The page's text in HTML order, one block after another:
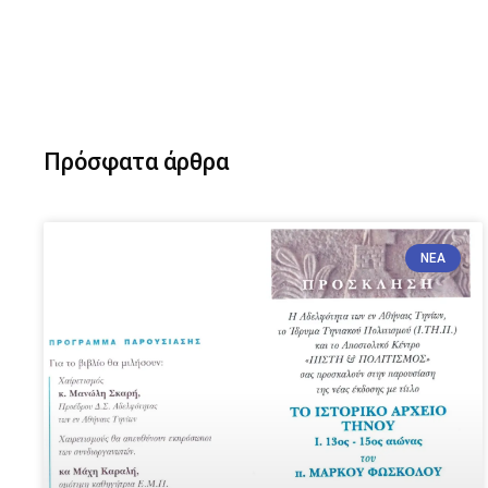
Πρόσφατα άρθρα
ΝΈΑ